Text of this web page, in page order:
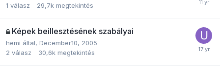
1 válasz 29,7k megtekintés
Képek beillesztésének szabályai
hemi által, December10, 2005
2 válasz 30,6k megtekintés